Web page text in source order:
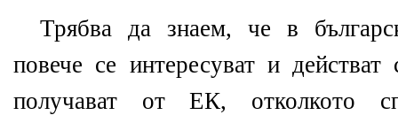
Трябва да знаем, че в
повече се интересуват и
получават от ЕК, отколкото